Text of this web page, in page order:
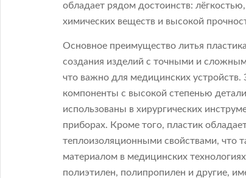
обладает рядом достоинств:
химических веществ и высокой
Основное преимущество литья
создания изделий с точными и
что важно для медицинских устройств.
компоненты с высокой степенью
использованы в хирургических
приборах. Кроме того, пластик
теплоизоляционными свойствами, что
материалом в медицинских
полиэтилен, полипропилен и другие,